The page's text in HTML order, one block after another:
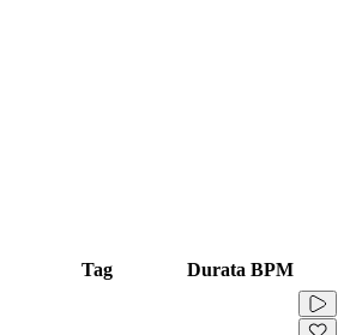
Tag Durata BPM